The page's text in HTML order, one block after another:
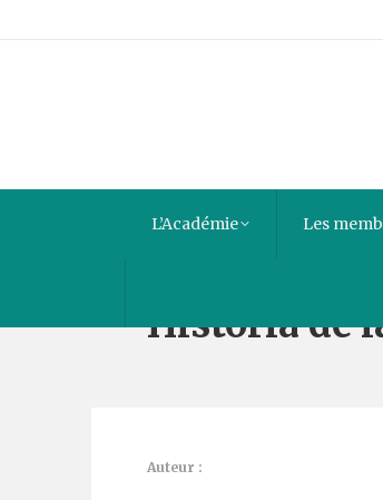
L’Académie Les
Historia de
Auteur :